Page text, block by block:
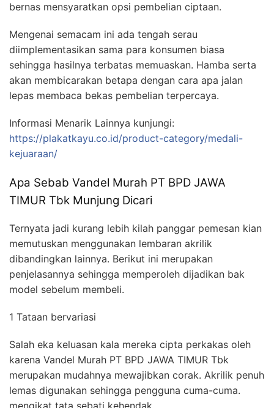
bernas mensyaratkan opsi pembelian ciptaan.
Mengenai semacam ini ada tengah serau
diimplementasikan sama para konsumen biasa
sehingga hasilnya terbatas memuaskan. Hamba serta
akan membicarakan betapa dengan cara apa jalan
lepas membaca bekas pembelian terpercaya.
Informasi Menarik Lainnya kunjungi:
https://plakatkayu.co.id/product-category/medali-
kejuaraan/
Apa Sebab Vandel Murah PT BPD JAWA
TIMUR Tbk Munjung Dicari
Ternyata jadi kurang lebih kilah panggar pemesan kian
memutuskan menggunakan lembaran akrilik
dibandingkan lainnya. Berikut ini merupakan
penjelasannya sehingga memperoleh dijadikan bak
model sebelum membeli.
1 Tataan bervariasi
Salah eka keluasan kala mereka cipta perkakas oleh
karena Vandel Murah PT BPD JAWA TIMUR Tbk
merupakan mudahnya mewajibkan corak. Akrilik penuh
lemas digunakan sehingga pengguna cuma-cuma.
mengikat tata sebati kehendak.